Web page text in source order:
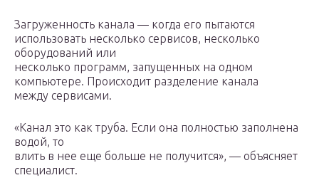
Загруженность канала — когда его пытаются
использовать несколько сервисов, несколько
оборудований или
несколько программ, запущенных на одном
компьютере. Происходит разделение канала
между сервисами.
«Канал это как труба. Если она полностью заполнена
водой, то
влить в нее еще больше не получится», — объясняет
специалист.